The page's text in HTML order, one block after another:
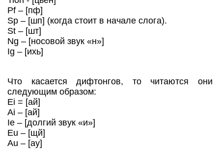
Pf – [пф]
Sp – [шп] (когда стоит в начале слога).
St – [шт]
Ng – [носовой звук «н»]
Ig – [ихь]
Что касается дифтонгов, то читаются они
следующим образом:
Ei = [ай]
Ai – [ай]
Ie – [долгий звук «и»]
Eu – [щй]
Au – [ау]